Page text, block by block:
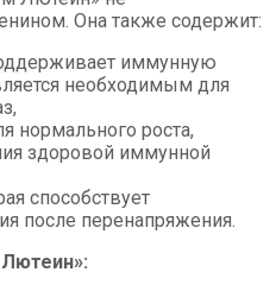
Она также содержит:
иммунную
необходимым для
нормального роста,
здоровой иммунной
способствует
после перенапряжения.